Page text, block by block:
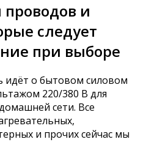
и
следует
при выборе
идёт о бытовом силовом
220/380 В для
сети. Все
и прочих сейчас мы